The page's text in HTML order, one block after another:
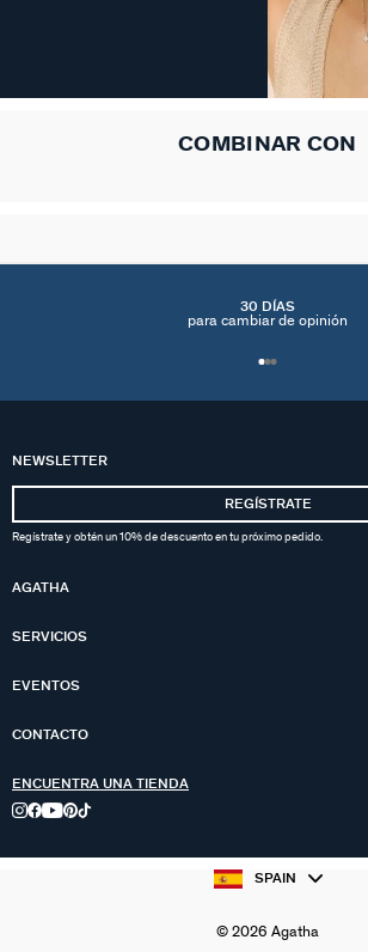
COMBINAR CON
30 DÍAS
para cambiar de opinión
NEWSLETTER
REGÍSTRATE
Regístrate y obtén un 10% de descuento en tu próximo pedido.
AGATHA
SERVICIOS
EVENTOS
CONTACTO
ENCUENTRA UNA TIENDA
SPAIN
© 2026 Agatha